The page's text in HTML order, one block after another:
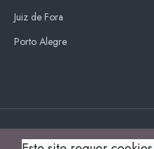
Juiz de Fora
Porto Alegre